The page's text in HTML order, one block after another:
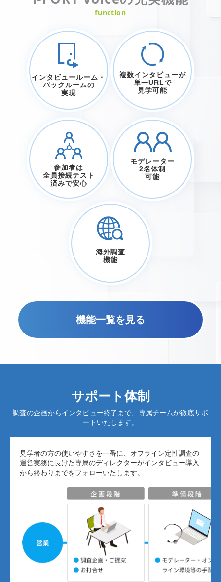
function
インタビュールーム・
バックルームの
実現
複数インタビューが
単一URLで
見学可能
参加者は
全員接続テスト
済みで安心
モデレーター
2名体制
可能
海外調査
機能
機能一覧を見る
サポート体制
調査の企画からインタビュー終了まで、専属チームが徹底サポ
ートいたします。
見学者の方の使いやすさを一番に、オフライン定性調査の
運営実務に長けた専属のディレクターがインタビュー導入
から終わりまでをフォローいたします。